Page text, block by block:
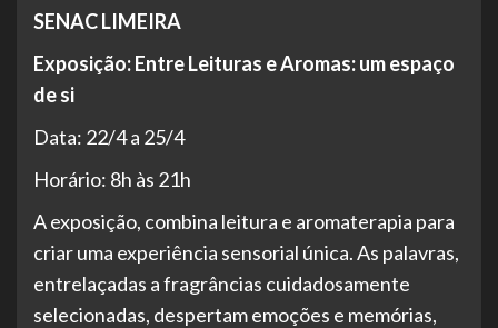
SENAC LIMEIRA
Exposição: Entre Leituras e Aromas: um espaço
de si
Data: 22/4 a 25/4
Horário: 8h às 21h
A exposição, combina leitura e aromaterapia para
criar uma experiência sensorial única. As palavras,
entrelaçadas a fragrâncias cuidadosamente
selecionadas, despertam emoções e memórias,